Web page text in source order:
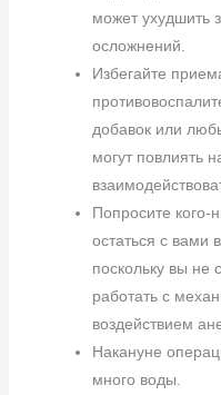
может ухудшить
осложнений.
Избегайте
добавок или
могут повлиять
Попросите кого-
остаться с вами
поскольку вы не
работать с
воздействием
Накануне
много воды.